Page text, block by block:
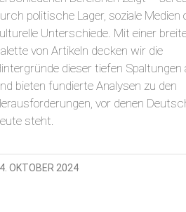
politische Lager, soziale Medien
Unterschiede. Mit einer
von Artikeln decken wir die
dieser tiefen Spaltungen
bieten fundierte Analysen zu den
vor denen
steht.
OKTOBER 2024